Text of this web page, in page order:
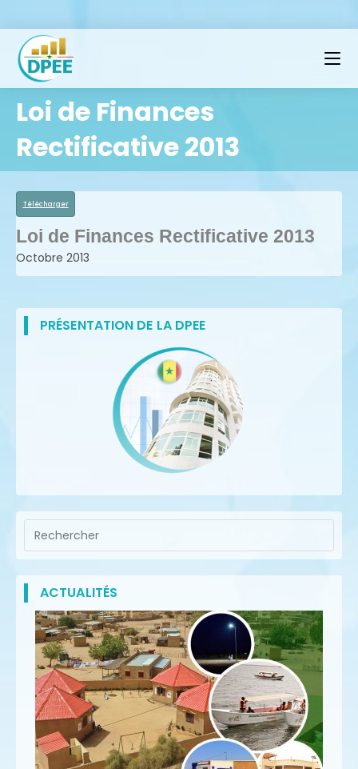
Loi de Finances
Rectificative 2013
Télécharger
Loi de Finances Rectificative 2013
Octobre 2013
PRÉSENTATION DE LA DPEE
ACTUALITÉS